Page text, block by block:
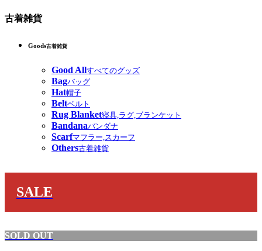
古着雑貨
Goods古着雑貨
Good Allすべてのグッズ
Bagバッグ
Hat帽子
Beltベルト
Rug Blanket寝具,ラグ,ブランケット
Bandanaバンダナ
Scarfマフラー,スカーフ
Others古着雑貨
SALE
SOLD OUT